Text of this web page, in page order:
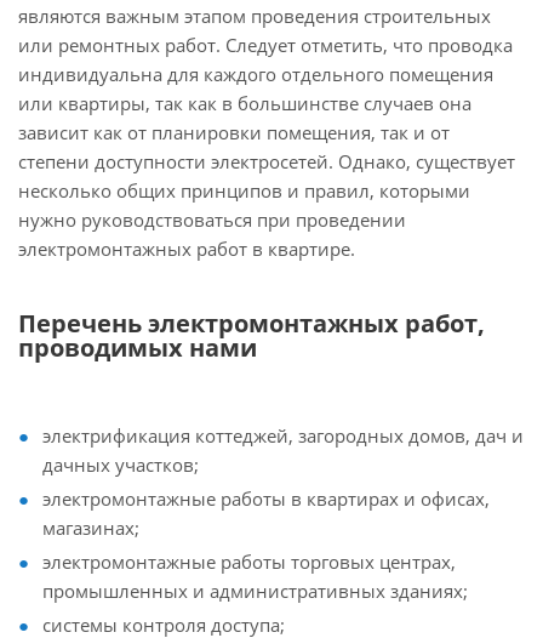
являются важным этапом проведения строительных
или ремонтных работ. Следует отметить, что проводка
индивидуальна для каждого отдельного помещения
или квартиры, так как в большинстве случаев она
зависит как от планировки помещения, так и от
степени доступности электросетей. Однако, существует
несколько общих принципов и правил, которыми
нужно руководствоваться при проведении
электромонтажных работ в квартире.
Перечень электромонтажных работ,
проводимых нами
электрификация коттеджей, загородных домов, дач и
дачных участков;
электромонтажные работы в квартирах и офисах,
магазинах;
электромонтажные работы торговых центрах,
промышленных и административных зданиях;
системы контроля доступа;